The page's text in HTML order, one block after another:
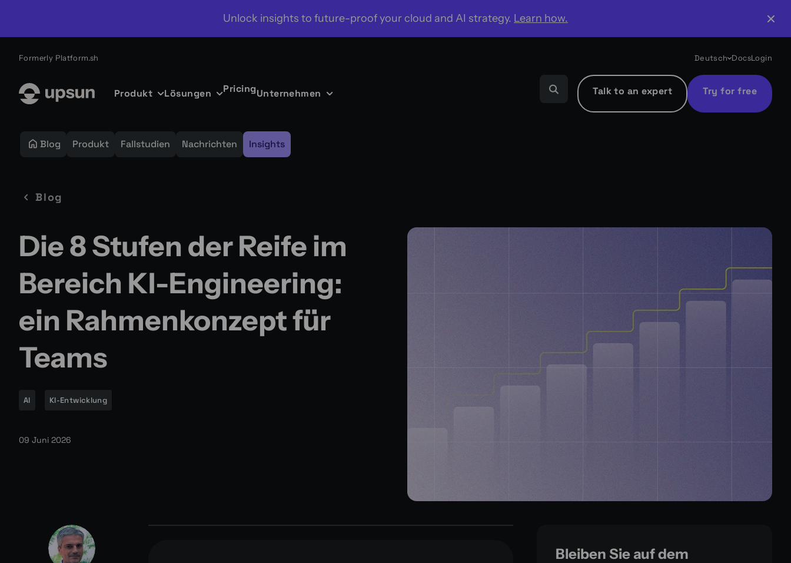
Unlock insights to future-proof your cloud and AI strategy. Learn how.
Formerly Platform.sh Deutsch DocsLogin
Produkt Lösungen PricingUnternehmen Talk to an expert Try for free
Blog Produkt Fallstudien Nachrichten Insights
Blog
Die 8 Stufen der Reife im
Bereich KI-Engineering:
ein Rahmenkonzept für
Teams
AI KI-Entwicklung
09 Juni 2026
Bleiben Sie auf dem